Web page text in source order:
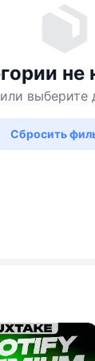
не
выберите
Сбросить